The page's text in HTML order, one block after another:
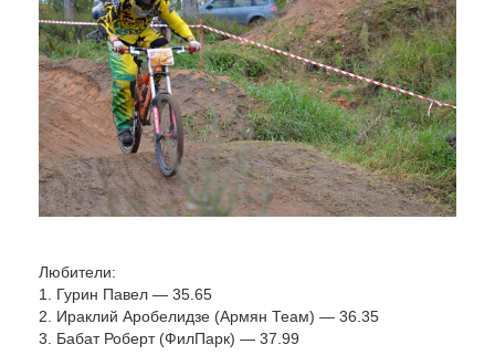
Любители:
1. Гурин Павел — 35.65
2. Ираклий Аробелидзе (Армян Теам) — 36.35
3. Бабат Роберт (ФилПарк) — 37.99